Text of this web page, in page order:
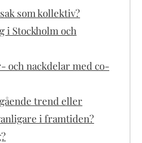
som kollektiv?
i Stockholm och
och nackdelar med co-
trend eller
i framtiden?